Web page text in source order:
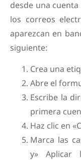
desde una cuenta
los correos
aparezcan en
siguiente:
Crea una
Abre el
Escribe la
primera
Haz clic en
Marca las
y» Aplicar